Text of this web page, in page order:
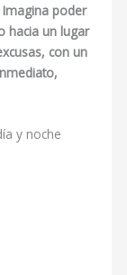
poder
hacia un lugar
con un
y noche